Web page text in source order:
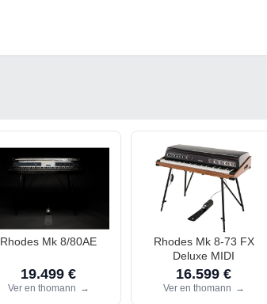
Rhodes Mk 8/80AE
19.499 €
Ver en thomann →
Rhodes Mk 8-73 FX
Deluxe MIDI
16.599 €
Ver en thomann →